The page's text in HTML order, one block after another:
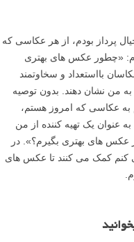
پرداز بودم، از هر عکاسی که
«چطور عکس های بهتری
بااستعداد و سخاوتمند
به من نشان دهند. بدون توصیه
به عکاسی که امروز هستم،
عنوان یک تهیه کننده از من
های بهتری بگیرم؟». در
کنم کمک می کنند تا عکس های